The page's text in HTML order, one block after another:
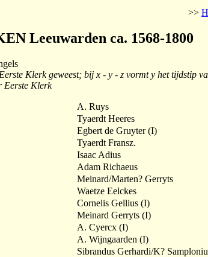
>>
Leeuwarden ca. 1568-1800
Klerk geweest; bij x - y - z vormt y het tijdstip
Eerste Klerk
A. Ruys
Tyaerdt Heeres
Egbert de Gruyter (I)
Tyaerdt Fransz.
Isaac Adius
Adam Richaeus
Meinard/Marten? Gerryts
Waetze Eelckes
Cornelis Gellius (I)
Meinard Gerryts (I)
A. Cyercx (I)
A. Wijngaarden (I)
Sibrandus Gerhardi/K?